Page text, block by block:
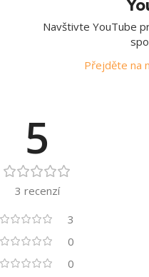
Navštivte YouTube
Přejděte na
5
3 recenzí
3
0
0